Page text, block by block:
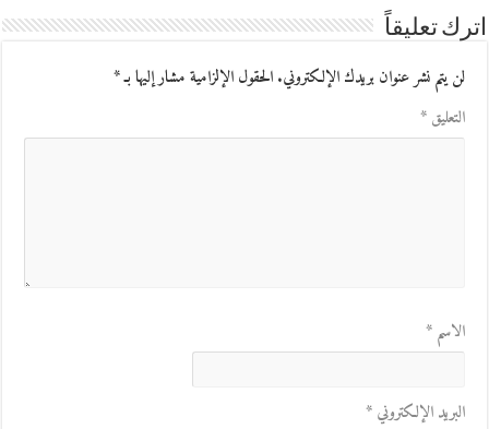
اترك تعليقاً
لن يتم نشر عنوان بريدك الإلكتروني.الحقول الإلزامية مشار إليها بـ*
التعليق*
الاسم*
البريد الإلكتروني*